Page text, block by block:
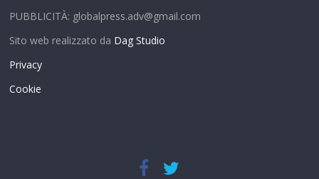
PUBBLICITÀ: globalpress.adv@gmail.com
Sito web realizzato da Dag Studio
Privacy
Cookie